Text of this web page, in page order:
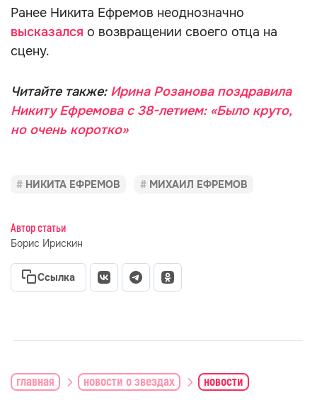
Ранее Никита Ефремов неоднозначно
высказался о возвращении своего отца на
сцену.
Читайте также: Ирина Розанова поздравила
Никиту Ефремова с 38-летием: «Было круто,
но очень коротко»
НИКИТА ЕФРЕМОВ МИХАИЛ ЕФРЕМОВ
Автор статьи
Борис Ирискин
Ссылка
главная новости о звездах новости